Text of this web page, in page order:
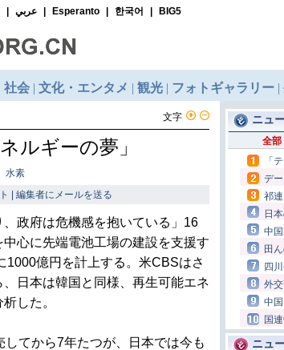
文字
ルギーの夢」
水素
| 編集者にメールを送る
政府は危機感を抱いている」16
心に先端電池工場の建設を支援す
1000億円を計上する。米CBSはさ
日本は韓国と同様、再生可能エネ
した。
てから7年たつが、日本では今も